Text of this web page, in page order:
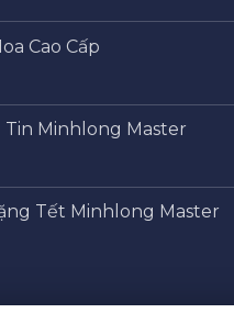
Cao Cấp
Tin Minhlong Master
Tết Minhlong Master